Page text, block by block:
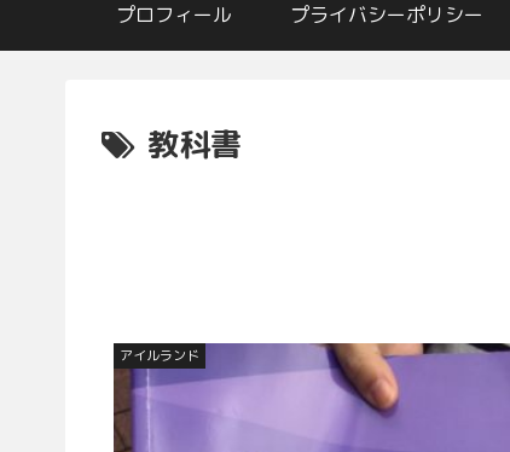
プロフィール プライバシーポリシー
教科書
アイルランド